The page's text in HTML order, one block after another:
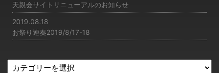
天親会サイトリニューアルのお知らせ
2019.08.18
お祭り連奏2019/8/17-18